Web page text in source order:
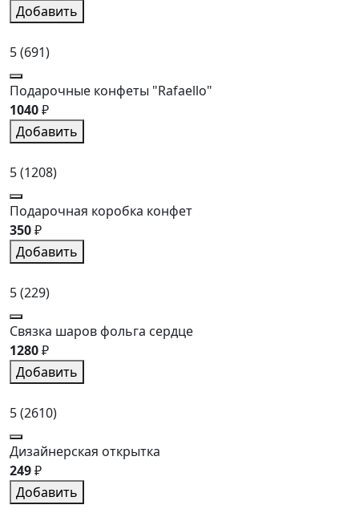
Добавить
5(691)
Подарочные конфеты "Rafaello"
1040₽
Добавить
5(1208)
Подарочная коробка конфет
350₽
Добавить
5(229)
Связка шаров фольга сердце
1280₽
Добавить
5(2610)
Дизайнерская открытка
249₽
Добавить